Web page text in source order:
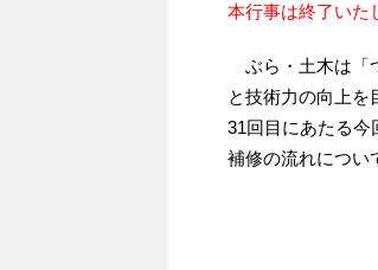
本行事は終了いた
ぶら・土木は「
と技術力の向上を
31回目にあたる今
補修の流れについ